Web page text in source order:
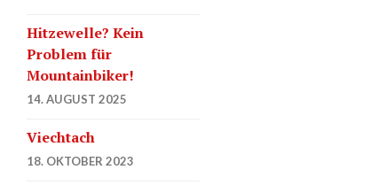
Hitzewelle? Kein
Problem für
Mountainbiker!
14. AUGUST 2025
Viechtach
18. OKTOBER 2023